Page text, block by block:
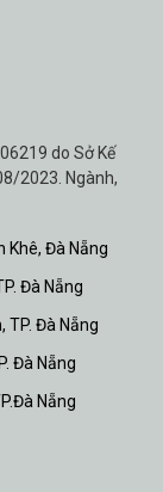
do Sở Kế
2023. Ngành,
Khê, Đà Nẵng
Đà Nẵng
TP. Đà Nẵng
Đà Nẵng
Nẵng